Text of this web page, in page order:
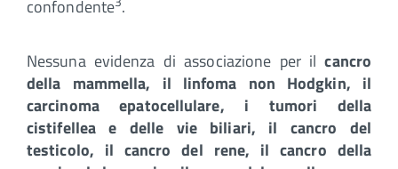
confondente .
Nessuna evidenza di associazione per ilcancro
della mammella, il linfoma non Hodgkin, il
carcinoma epatocellulare, i tumori della
cistifellea e delle vie biliari, il cancro del
testicolo, il cancro del rene, il cancro della